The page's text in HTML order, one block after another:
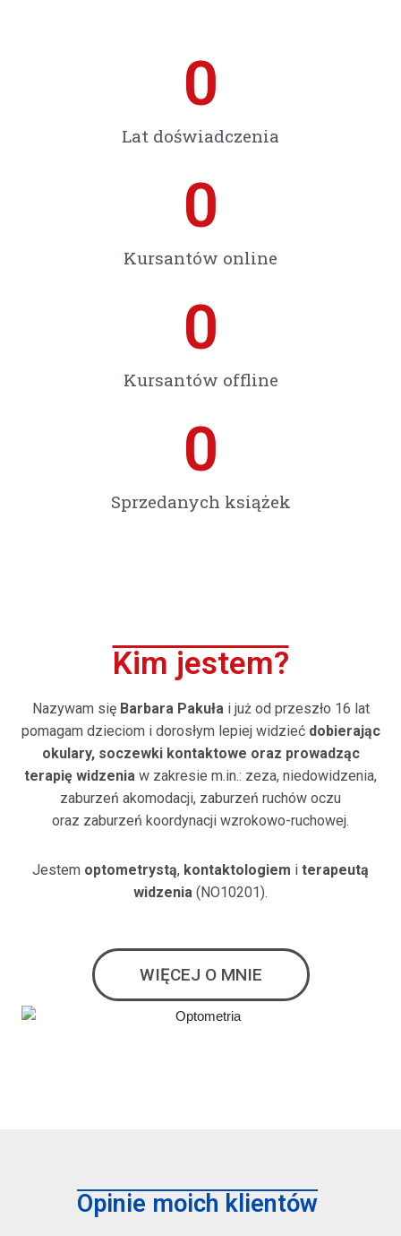
Lat doświadczenia
0
Kursantów online
0
Kursantów offline
0
Sprzedanych książek
0
Kim jestem?
Nazywam się Barbara Pakułai już od przeszło 16 lat
pomagam dzieciom i dorosłym lepiej widzieć dobierając
okulary, soczewki kontaktowe oraz prowadząc
terapię widzenia w zakresie m.in.: zeza, niedowidzenia,
zaburzeń akomodacji, zaburzeń ruchów oczu
oraz zaburzeń koordynacji wzrokowo-ruchowej.
Jestem optometrystą, kontaktologiem i terapeutą
widzenia (NO10201).
WIĘCEJ O MNIE
Opinie moich klientów